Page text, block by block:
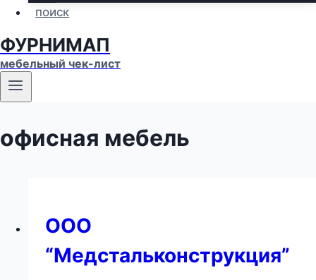
поиск
ФУРНИМАП
мебельный чек-лист
офисная мебель
ООО
“Медстальконструкция”